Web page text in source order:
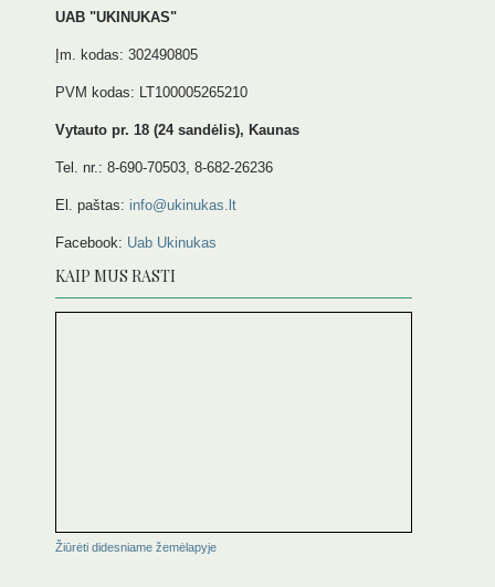
UAB "UKINUKAS"
Įm. kodas: 302490805
PVM kodas: LT100005265210
Vytauto pr. 18 (24 sandėlis), Kaunas
Tel. nr.: 8-690-70503, 8-682-26236
El. paštas: info@ukinukas.lt
Facebook: Uab Ukinukas
KAIP MUS RASTI
Žiūrėti didesniame žemėlapyje